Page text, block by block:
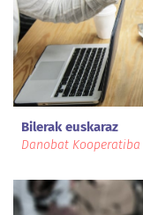
Bilerak euskaraz
Danobat Kooperatiba